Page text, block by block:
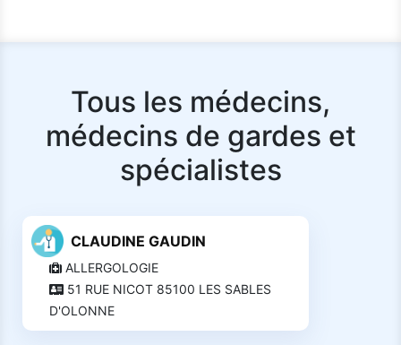
Tous les médecins,
médecins de gardes et
spécialistes
CLAUDINE GAUDIN
ALLERGOLOGIE
51 RUE NICOT 85100 LES SABLES
D'OLONNE